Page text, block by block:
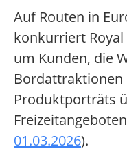
Auf Routen in
konkurriert
um Kunden, die
Bordattraktionen
Produktporträts
01.03.2026).